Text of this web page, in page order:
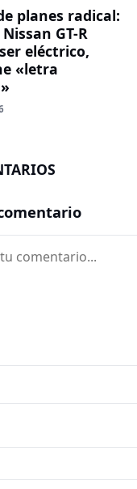
planes radical:
GT-R
eléctrico,
«letra